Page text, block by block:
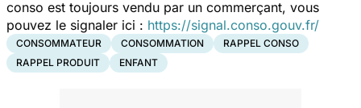
conso est toujours vendu par un commerçant, vous
pouvez le signaler ici : https://signal.conso.gouv.fr/
CONSOMMATEUR CONSOMMATION
RAPPEL CONSO
RAPPEL PRODUIT
ENFANT